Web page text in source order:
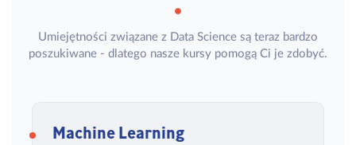
Umiejętności związane z Data Science są teraz bardzo
poszukiwane - dlatego nasze kursy pomogą Ci je zdobyć.
Machine Learning